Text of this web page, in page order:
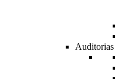
Auditorias